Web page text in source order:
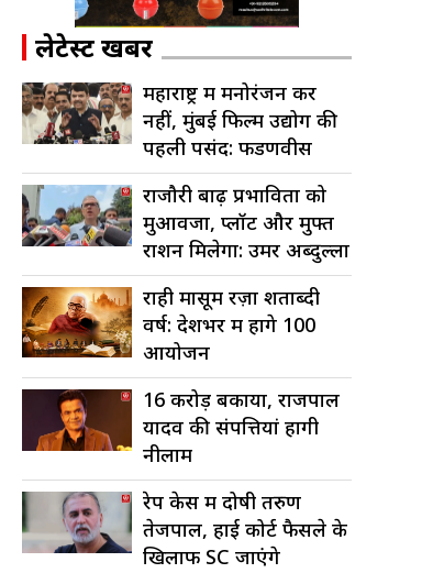
लेटेस्ट खबरें
महाराष्ट्र में मनोरंजन कर
नहीं, मुंबई फिल्म उद्योग की
पहली पसंद: फडणवीस
राजौरी बाढ़ प्रभावितों को
मुआवजा, प्लॉट और मुफ्त
राशन मिलेगा: उमर अब्दुल्ला
राही मासूम रज़ा शताब्दी
वर्ष: देशभर में होंगे 100
आयोजन
16 करोड़ बकाया, राजपाल
यादव की संपत्तियां होंगी
नीलाम
रेप केस में दोषी तरुण
तेजपाल, हाई कोर्ट फैसले के
खिलाफ SC जाएंगे